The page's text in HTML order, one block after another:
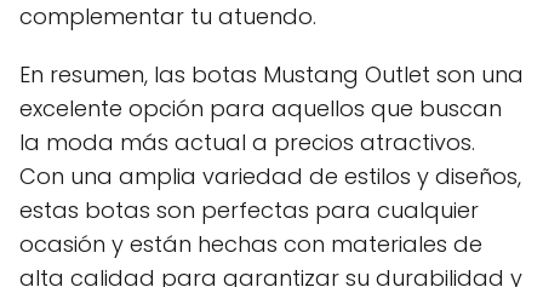
complementar tu atuendo.
En resumen, las botas Mustang Outlet son una
excelente opción para aquellos que buscan
la moda más actual a precios atractivos.
Con una amplia variedad de estilos y diseños,
estas botas son perfectas para cualquier
ocasión y están hechas con materiales de
alta calidad para garantizar su durabilidad y